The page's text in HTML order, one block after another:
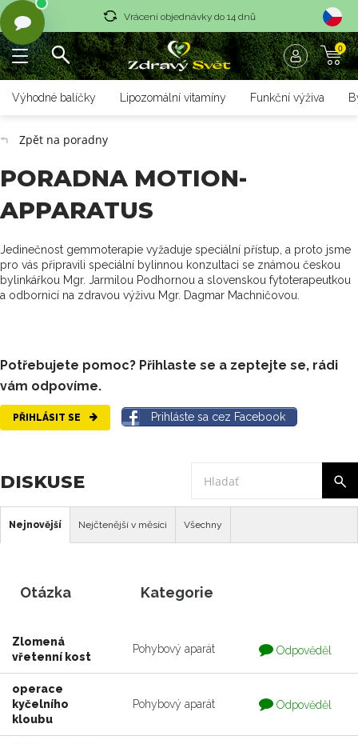
Vrácení objednávky do 14 dnů
Rychlé dodání <36 hodin 0
Výhodné balíčky Lipozomální vitamíny Funkční výživa
Zpět na poradny
PORADNA MOTION-
APPARATUS
Jedinečnost gemmoterapie vyžaduje speciální přístup, a proto jsme
pro vás připravili speciální bylinnou konzultaci se známou českou
bylinkářkou Mgr. Jarmilou Podhornou a slovenskou fytoterapeutkou
a odbornicí na zdravou výživu Mgr. Dagmar Machničovou.
Potřebujete pomoc? Přihlaste se a zeptejte se, rádi
vám odpovíme.
PŘIHLÁSIT SE Prihláste sa cez Facebook
DISKUSE
Nejnovější Nejčtenější v měsíci Všechny
Otázka Kategorie
Zlomená
vřetenní kost
Pohybový aparát
Otázka
je
zodpovedaná
Odpověděl
operace
kyčelního
kloubu
Pohybový aparát
Otázka
je
Odpověděl